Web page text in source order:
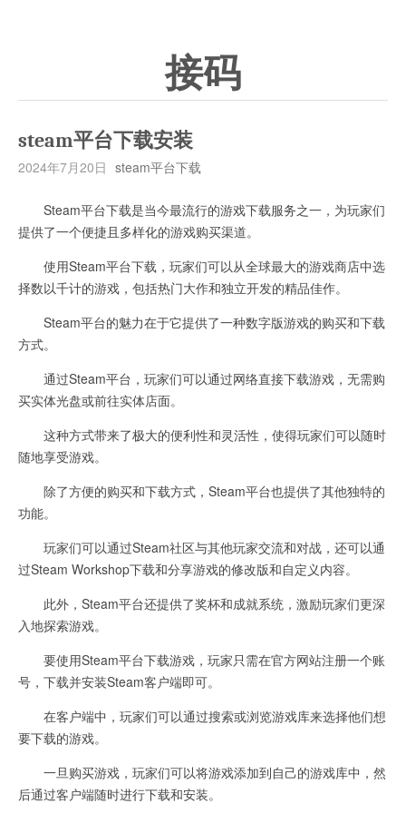
接码
steam平台下载安装
2024年7月20日 steam平台下载
Steam平台下载是当今最流行的游戏下载服务之一，为玩家们
提供了一个便捷且多样化的游戏购买渠道。
使用Steam平台下载，玩家们可以从全球最大的游戏商店中选
择数以千计的游戏，包括热门大作和独立开发的精品佳作。
Steam平台的魅力在于它提供了一种数字版游戏的购买和下载
方式。
通过Steam平台，玩家们可以通过网络直接下载游戏，无需购
买实体光盘或前往实体店面。
这种方式带来了极大的便利性和灵活性，使得玩家们可以随时
随地享受游戏。
除了方便的购买和下载方式，Steam平台也提供了其他独特的
功能。
玩家们可以通过Steam社区与其他玩家交流和对战，还可以通
过Steam Workshop下载和分享游戏的修改版和自定义内容。
此外，Steam平台还提供了奖杯和成就系统，激励玩家们更深
入地探索游戏。
要使用Steam平台下载游戏，玩家只需在官方网站注册一个账
号，下载并安装Steam客户端即可。
在客户端中，玩家们可以通过搜索或浏览游戏库来选择他们想
要下载的游戏。
一旦购买游戏，玩家们可以将游戏添加到自己的游戏库中，然
后通过客户端随时进行下载和安装。